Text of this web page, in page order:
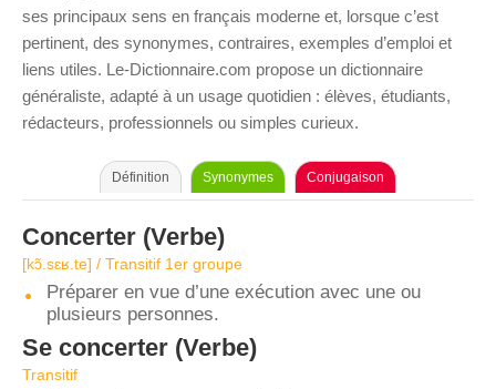
ses principaux sens en français moderne et, lorsque c’est
pertinent, des synonymes, contraires, exemples d’emploi et
liens utiles. Le-Dictionnaire.com propose un dictionnaire
généraliste, adapté à un usage quotidien : élèves, étudiants,
rédacteurs, professionnels ou simples curieux.
Définition Synonymes Conjugaison
Concerter (Verbe)
[kɔ̃.sɛʁ.te] / Transitif 1er groupe
Préparer en vue d’une exécution avec une ou
plusieurs personnes.
Se concerter (Verbe)
Transitif